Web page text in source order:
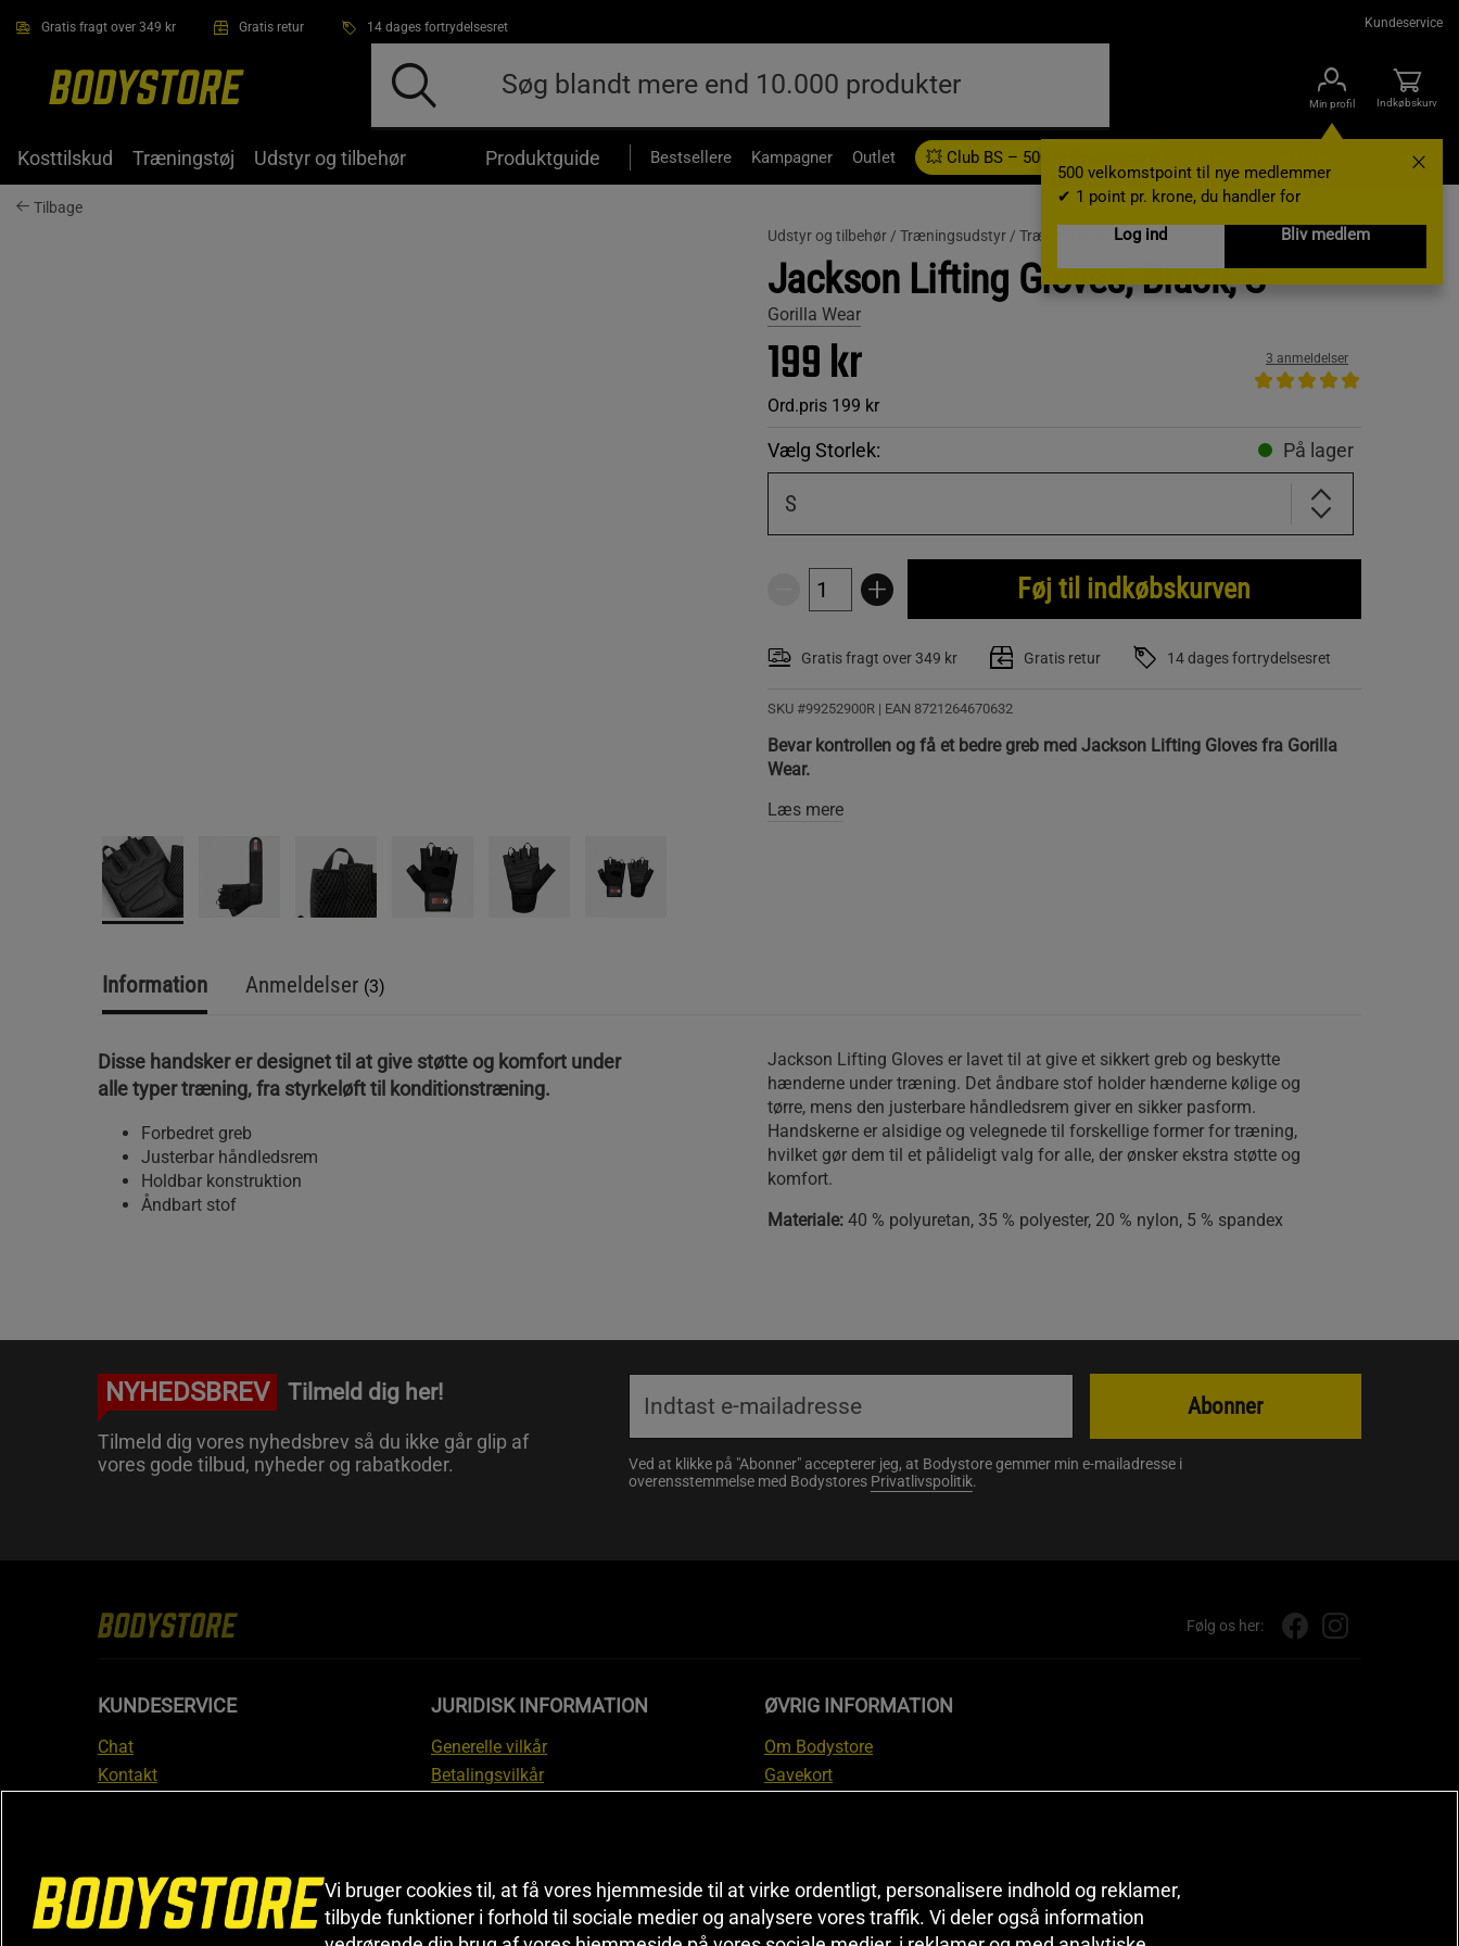
Gratis fragt over 349 kr Gratis retur 14 dages fortrydelsesret Kundeservice
Min profil
500 velkomstpoint til nye medlemmer
✔ 1 point pr. krone, du handler for
Log ind
Bliv medlem
Indkøbskurv
Kosttilskud Træningstøj Udstyr og tilbehør Produktguide Bestsellere Kampagner Outlet 💥 Club BS – 500 velkomstpoint Gavekort
Tilbage
Udstyr og tilbehør / Træningsudstyr / Træningshandsker
Jackson Lifting Gloves, Black, S
Gorilla Wear
199 kr
Ord.pris 199 kr
3 anmeldelser
Vælg Storlek: På lager
S
Føj til indkøbskurven
Gratis fragt over 349 kr Gratis retur 14 dages fortrydelsesret
SKU #99252900R | EAN 8721264670632
Bevar kontrollen og få et bedre greb med Jackson Lifting Gloves fra Gorilla
Wear.
Læs mere
Information Anmeldelser (3)
Disse handsker er designet til at give støtte og komfort under
alle typer træning, fra styrkeløft til konditionstræning.
Forbedret greb
Justerbar håndledsrem
Holdbar konstruktion
Åndbart stof
Jackson Lifting Gloves er lavet til at give et sikkert greb og beskytte
hænderne under træning. Det åndbare stof holder hænderne kølige og
tørre, mens den justerbare håndledsrem giver en sikker pasform.
Handskerne er alsidige og velegnede til forskellige former for træning,
hvilket gør dem til et pålideligt valg for alle, der ønsker ekstra støtte og
komfort.
Materiale:40 % polyuretan, 35 % polyester, 20 % nylon, 5 % spandex
NYHEDSBREV Tilmeld dig her!
Tilmeld dig vores nyhedsbrev så du ikke går glip af
vores gode tilbud, nyheder og rabatkoder.
Ved at klikke på "Abonner" accepterer jeg, at Bodystore gemmer min e-mailadresse i
overensstemmelse med Bodystores Privatlivspolitik.
Abonner
Følg os her:
KUNDESERVICE
Chat
Kontakt
FAQ
JURIDISK INFORMATION
Generelle vilkår
Betalingsvilkår
Prisgaranti
Information om fortrydelsesret og
ØVRIG INFORMATION
Om Bodystore
Gavekort
Sitemap
Black Friday
Vi bruger cookies til, at få vores hjemmeside til at virke ordentligt, personalisere indhold og reklamer,
tilbyde funktioner i forhold til sociale medier og analysere vores traffik. Vi deler også information